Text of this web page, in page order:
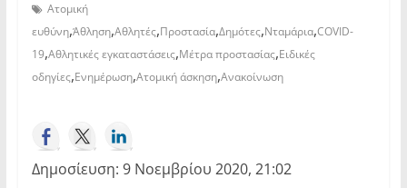
Ατομική
ευθύνη,Άθληση,Αθλητές,Προστασία,Δημότες,Νταμάρια,COVID-
19,Αθλητικές εγκαταστάσεις,Μέτρα προστασίας,Ειδικές
οδηγίες,Ενημέρωση,Ατομική άσκηση,Ανακοίνωση
Δημοσίευση: 9 Νοεμβρίου 2020, 21:02